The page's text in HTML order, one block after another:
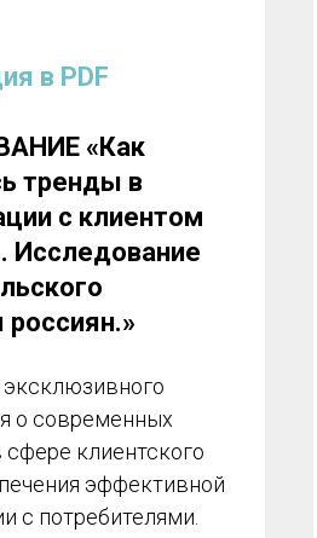
в PDF
«Как
тренды в
с клиентом
Исследование
россиян.»
о современных
сфере клиентского
эффективной
с потребителями.